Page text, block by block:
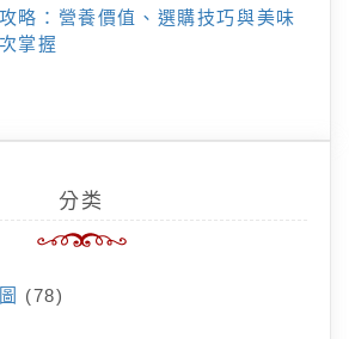
略：營養價值、選購技巧與美味
掌握
分类
(78)